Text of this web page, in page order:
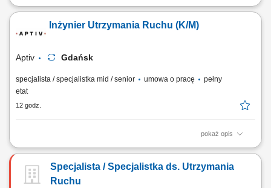
Zakres obowiązków: Nadzór nad prawidłową pracą urządzeń oraz
Bieżące diagnozowanie i usuwanie awarii, wykonywanie regulacji oraz
działań zapewniających ciągłość dostaw mediów technicznych.
Inżynier Utrzymania Ruchu (K/M)
Aptiv Gdańsk
specjalista / specjalistka mid / senior umowa o pracę
pełny
etat
12 godz.
pokaż opis
Twoja rola: Będziesz odpowiadać za zapewnienie ciągłości i
produkcyjnych. Twoje obowiązki będą obejmować m.in.: analizę
przyczyn awarii i ich konsekwentne eliminowanie, monitorowanie stanu
Specjalista / Specjalistka ds. Utrzymania
Ruchu